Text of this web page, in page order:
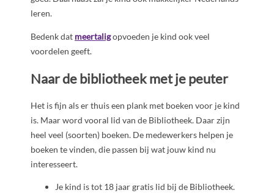
leren.
Bedenk dat meertaligopvoeden je kind ook veel
voordelen geeft.
Naar de bibliotheek met je peuter
Het is fijn als er thuis een plank met boeken voor je kind
is. Maar word vooral lid van de Bibliotheek. Daar zijn
heel veel (soorten) boeken. De medewerkers helpen je
boeken te vinden, die passen bij wat jouw kind nu
interesseert.
Je kind is tot 18 jaar gratis lid bij de Bibliotheek.